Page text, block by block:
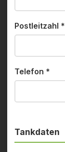
Postleitzahl *
Telefon *
Tankdaten